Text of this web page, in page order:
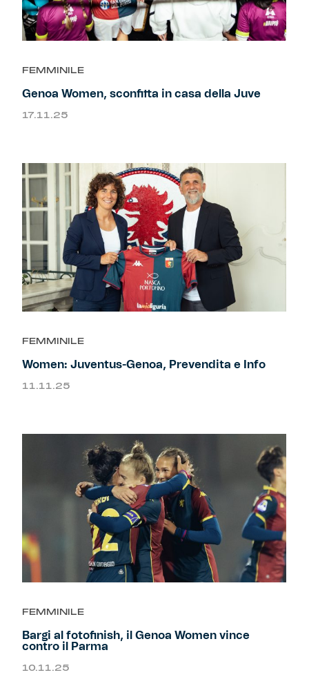
FEMMINILE
Genoa Women, sconfitta in casa della Juve
17.11.25
FEMMINILE
Women: Juventus-Genoa, Prevendita e Info
11.11.25
FEMMINILE
Bargi al fotofinish, il Genoa Women vince
contro il Parma
10.11.25